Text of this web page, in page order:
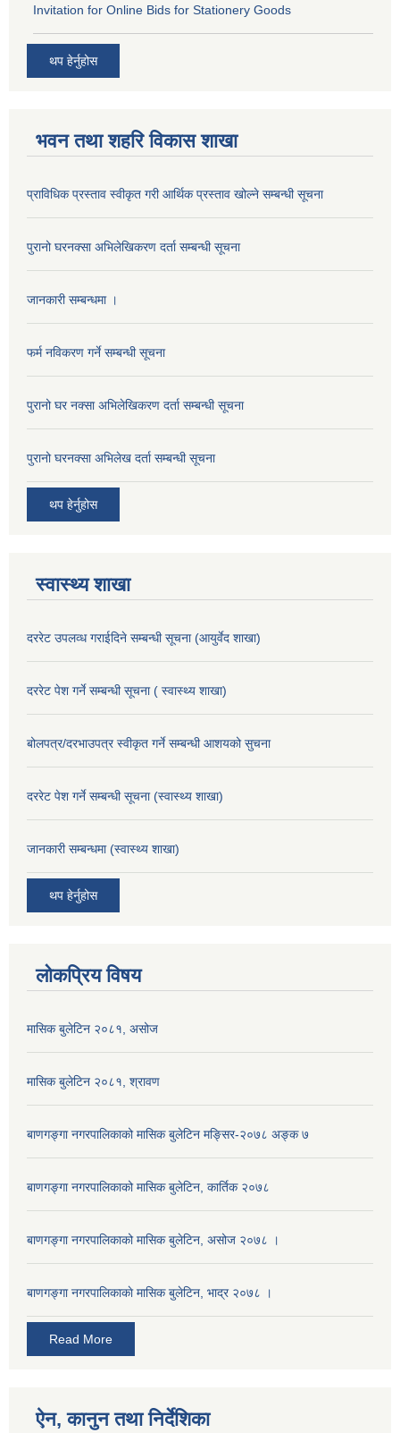
Invitation for Online Bids for Stationery Goods
थप हेर्नुहोस
भवन तथा शहरि विकास शाखा
प्राविधिक प्रस्ताव स्वीकृत गरी आर्थिक प्रस्ताव खोल्ने सम्बन्धी सूचना
पुरानो घरनक्सा अभिलेखिकरण दर्ता सम्बन्धी सूचना
जानकारी सम्बन्धमा ।
फर्म नविकरण गर्ने सम्बन्धी सूचना
पुरानो घर नक्सा अभिलेखिकरण दर्ता सम्बन्धी सूचना
पुरानो घरनक्सा अभिलेख दर्ता सम्बन्धी सूचना
थप हेर्नुहोस
स्वास्थ्य शाखा
दररेट उपलव्ध गराईदिने सम्बन्धी सूचना (आयुर्वेद शाखा)
दररेट पेश गर्ने सम्बन्धी सूचना ( स्वास्थ्य शाखा)
बोलपत्र/दरभाउपत्र स्वीकृत गर्ने सम्बन्धी आशयको सुचना
दररेट पेश गर्ने सम्बन्धी सूचना (स्वास्थ्य शाखा)
जानकारी सम्बन्धमा (स्वास्थ्य शाखा)
थप हेर्नुहोस
लोकप्रिय विषय
मासिक बुलेटिन २०८१, असोज
मासिक बुलेटिन २०८१, श्रावण
बाणगङ्गा नगरपालिकाको मासिक बुलेटिन मङ्सिर-२०७८ अङ्क ७
बाणगङ्गा नगरपालिकाको मासिक बुलेटिन, कार्तिक २०७८
बाणगङ्गा नगरपालिकाको मासिक बुलेटिन, असोज २०७८ ।
बाणगङ्गा नगरपालिकाकाे मासिक बुलेटिन, भाद्र २०७८ ।
Read More
ऐन, कानुन तथा निर्देशिका